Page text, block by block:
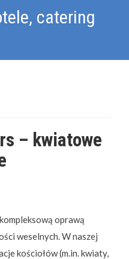
catering
– kwiatowe
oprawą
weselnych. W naszej
kościołów (m.in. kwiaty,